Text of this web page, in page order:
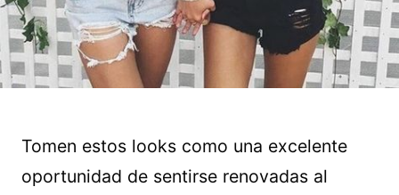
Tomen estos looks como una excelente
oportunidad de sentirse renovadas al